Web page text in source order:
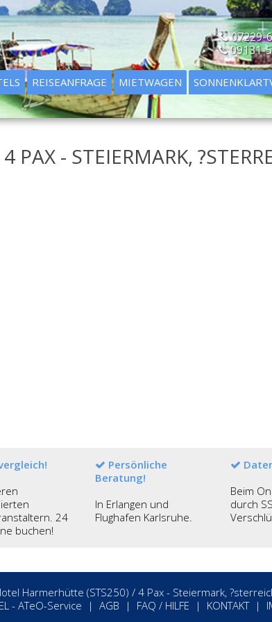
07229-
09131-
REISEANFRAGE MIETWAGEN
- STEIERMARK,
24
buchen!
Persönliche
Beratung!
In Erlangen und
Flughafen Karlsruhe.
Beim
durch
Hotel Harmerhütte (STS250) / 4 Pax - Steiermark,
- ATeO-Service | AGB | FAQ / HILFE | KONTAKT|